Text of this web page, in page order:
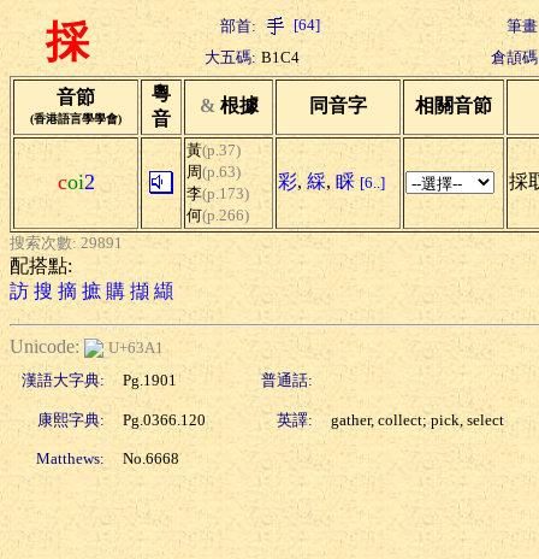
採 部首: [64]
筆
大五碼: B1C4 倉頡
音節
(香港語言學學會)
粵
音
& 根據 同音字 相關音節
coi2
黃(p.37)
周(p.63)
李(p.173)
何(p.266)
彩, 綵, 睬 [6..] 採
搜索次數: 29891
配搭點:
訪 搜 摘 摭 購 擷 纈
Unicode:
U+63A1
漢語大字典:
Pg.1901 普通話:
康熙字典: Pg.0366.120 英譯: gather, collect; pick, select
Matthews: No.6668